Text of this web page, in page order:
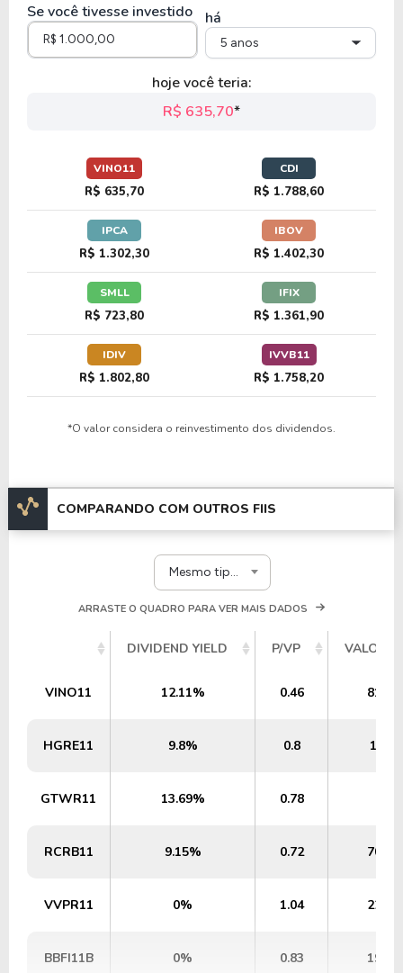
Se você tivesse investido há
5 anos
hoje você teria:
R$ 635,70*
VINO11
R$ 635,70
CDI
R$ 1.788,60
IPCA
R$ 1.302,30
IBOV
R$ 1.402,30
SMLL
R$ 723,80
IFIX
R$ 1.361,90
IDIV
R$ 1.802,80
IVVB11
R$ 1.758,20
*O valor considera o reinvestimento dos dividendos.
COMPARANDO COM OUTROS FIIS
Mesmo tipo e segmento
ARRASTE O QUADRO PARA VER MAIS DADOS
DIVIDEND YIELD P/VP VALOR
VINO11 12.11% 0.46
HGRE11 9.8% 0.8 1,73
GTWR11 13.69% 0.78
RCRB11 9.15% 0.72
VVPR11 0% 1.04
BBFI11B 0% 0.83